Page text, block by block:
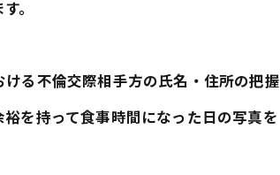
。
る不倫交際相手方の氏名・住所の把握
を持って食事時間になった日の写真を